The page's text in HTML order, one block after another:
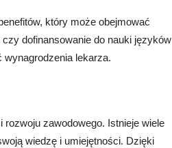
który może obejmować
dofinansowanie do nauki języków
lekarza.
zawodowego. Istnieje wiele
wiedzę i umiejętności. Dzięki